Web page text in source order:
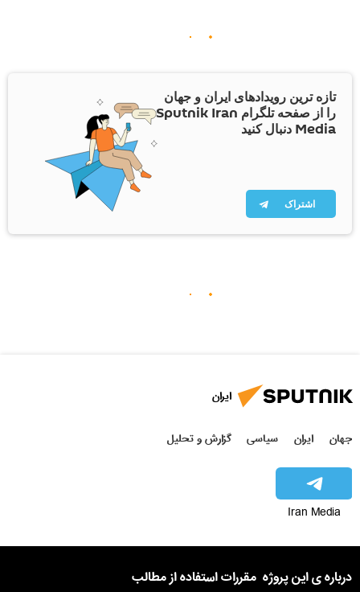
تازه ترین رویدادهای ایران و جهان
را از صفحه تلگرام Sputnik Iran
Media دنبال کنید
اشتراک
ایران
جهان ایران سیاسی گزارش و تحلیل
Iran Media
درباره ی این پروژه مقررات استفاده از مطالب